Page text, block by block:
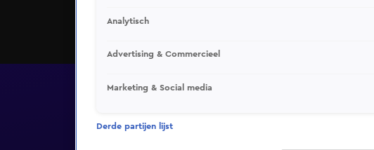
Analytisch
Advertising & Commercieel
Marketing & Social media
Derde partijen lijst